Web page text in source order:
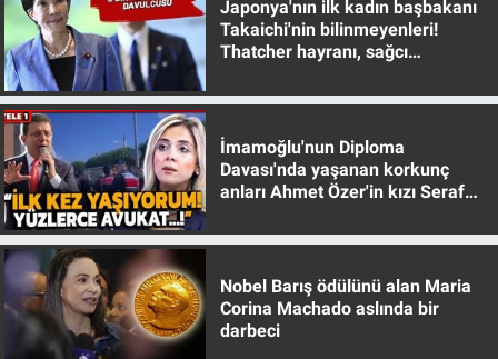
Japonya'nın ilk kadın başbakanı
Takaichi'nin bilinmeyenleri!
Thatcher hayranı, sağcı
İmamoğlu'nun Diploma
Davası'nda yaşanan korkunç
anları Ahmet Özer'in kızı Seraf
Nobel Barış ödülünü alan Maria
Corina Machado aslında bir
darbeci